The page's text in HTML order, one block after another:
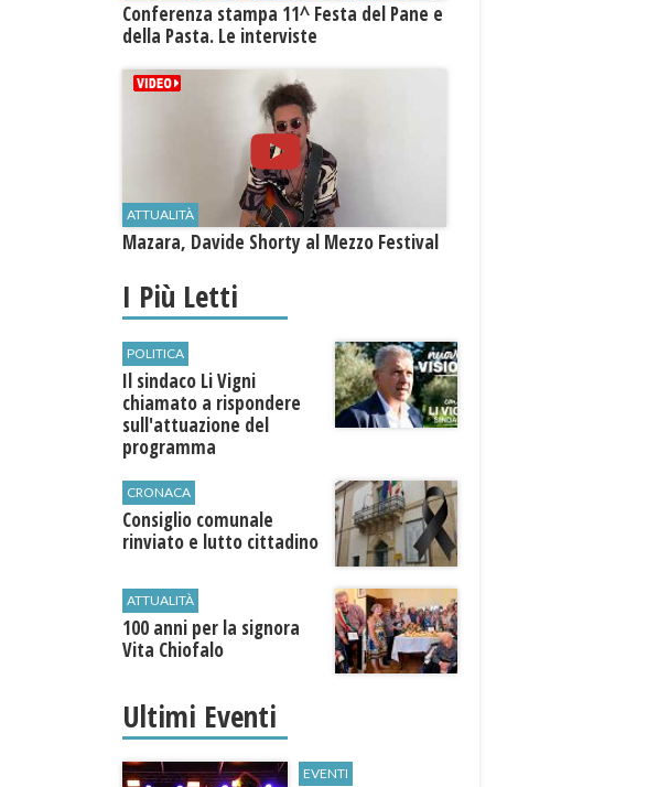
Conferenza stampa 11^ Festa del Pane e
della Pasta. Le interviste
ATTUALITÀ
Mazara, Davide Shorty al Mezzo Festival
I Più Letti
POLITICA
Il sindaco Li Vigni
chiamato a rispondere
sull'attuazione del
programma
CRONACA
Consiglio comunale
rinviato e lutto cittadino
ATTUALITÀ
100 anni per la signora
Vita Chiofalo
Ultimi Eventi
EVENTI